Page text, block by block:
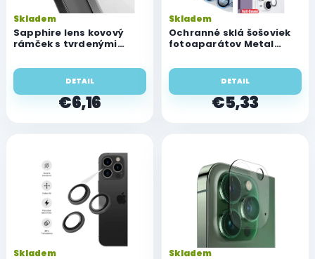
o
d
u
o
Sapphire lens kovový
rámček s tvrdenými
fotoaparátu Apple
iPhone 14 Pro a 14 Pro
Max
Skladem
€6,16
DETAIL
Ochranné sklá šošoviek
fotoaparátov Metal
Pro/14 Pro Max
Skladem
€5,33
DETAIL
Skladem Skladem